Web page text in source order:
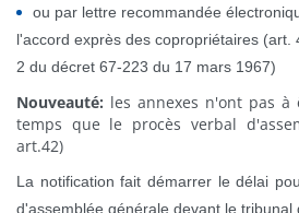
ou par lettre recommandée
l'accord exprès des copropriétaires (art.
2 du décret 67-223 du 17 mars 1967)
Nouveauté: les annexes n'ont pas
temps que le procès verbal
art.42)
La notification fait démarrer le délai
d'assemblée générale devant le tribunal